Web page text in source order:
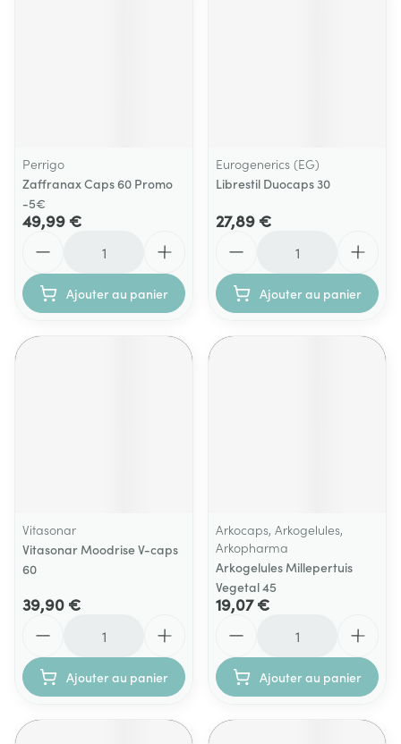
Perrigo
Zaffranax Caps 60 Promo
-5€
49,99 €
Ajouter au panier
Eurogenerics (EG)
Librestil Duocaps 30
27,89 €
Ajouter au panier
Vitasonar
Vitasonar Moodrise V-caps
60
39,90 €
Ajouter au panier
Arkocaps, Arkogelules,
Arkopharma
Arkogelules Millepertuis
Vegetal 45
19,07 €
Ajouter au panier